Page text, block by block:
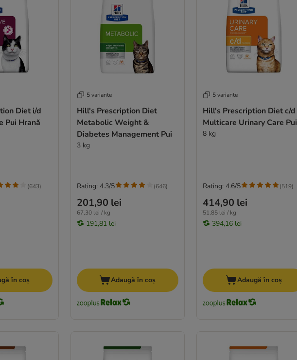
Diet i/d
Pui Hrană
(643)
în coș
5 variante
Hill's Prescription Diet
Metabolic Weight &
Diabetes Management Pui
3 kg
201,90 lei
67,30 lei / kg
191,81 lei
Rating: 4.3/5 (646)
Adaugă în coș
5 variante
Hill's Prescription Diet c/d
Multicare Urinary Care Pui
8 kg
414,90 lei
51,85 lei / kg
394,16 lei
Rating: 4.6/5 (519)
Adaugă în coș